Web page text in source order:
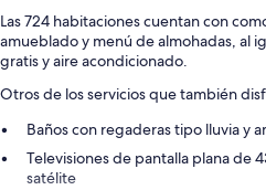
Las 724 habitaciones cuentan con
amueblado y menú de almohadas, al
gratis y aire acondicionado.
Otros de los servicios que también
Baños con regaderas tipo lluvia y
Televisiones de pantalla plana de
satélite